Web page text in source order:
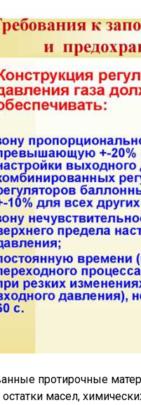
протирочные
масел,